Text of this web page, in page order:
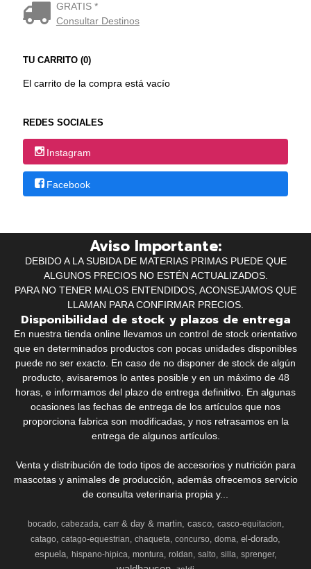
GRATIS *
Consultar Destinos
TU CARRITO (0)
El carrito de la compra está vacío
REDES SOCIALES
Instagram
Facebook
Aviso Importante:
DEBIDO A LA SUBIDA DE MATERIAS PRIMAS PUEDE QUE
ALGUNOS PRECIOS NO ESTÉN ACTUALIZADOS.
PARA NO TENER MALOS ENTENDIDOS, ACONSEJAMOS QUE
LLAMAN PARA CONFIRMAR PRECIOS.
Disponibilidad de stock y plazos de entrega
En nuestra tienda online llevamos un control de stock orientativo
que en determinados productos con pocas unidades disponibles
puede no ser exacto. En caso de no disponer de stock de algún
producto, avisaremos lo antes posible y en un máximo de 48
horas, e informamos del plazo de entrega definitivo. En algunas
ocasiones las fechas de entrega de los artículos que nos
proporciona fabrica son modificadas, y nos retrasamos en la
entrega de algunos artículos.
Venta y distribución de todo tipos de accesorios y nutrición para
mascotas y animales de producción, además ofrecemos servicio
de consulta veterinaria propia y...
bocado cabezada carr & day & martin casco
casco-equitacion
catago catago-equestrian chaqueta concurso doma el-dorado
espuela hispano-hipica montura roldan salto silla sprenger